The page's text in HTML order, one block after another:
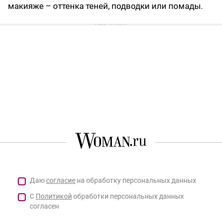
макияже – оттенка теней, подводки или помады.
Даюсогласие на обработку персональных данных
С Политикой обработки персональных данных
согласен